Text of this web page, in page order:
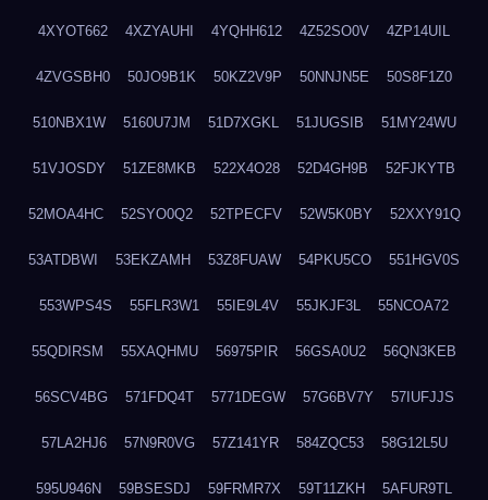
4XYOT662 4XZYAUHI 4YQHH612 4Z52SO0V 4ZP14UIL
4ZVGSBH0 50JO9B1K 50KZ2V9P 50NNJN5E 50S8F1Z0
510NBX1W 5160U7JM 51D7XGKL 51JUGSIB 51MY24WU
51VJOSDY 51ZE8MKB 522X4O28 52D4GH9B 52FJKYTB
52MOA4HC 52SYO0Q2 52TPECFV 52W5K0BY 52XXY91Q
53ATDBWI 53EKZAMH 53Z8FUAW 54PKU5CO 551HGV0S
553WPS4S 55FLR3W1 55IE9L4V 55JKJF3L 55NCOA72
55QDIRSM 55XAQHMU 56975PIR 56GSA0U2 56QN3KEB
56SCV4BG 571FDQ4T 5771DEGW 57G6BV7Y 57IUFJJS
57LA2HJ6 57N9R0VG 57Z141YR 584ZQC53 58G12L5U
595U946N 59BSESDJ 59FRMR7X 59T11ZKH 5AFUR9TL